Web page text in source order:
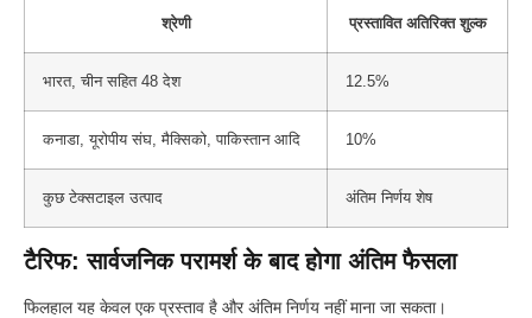
श्रेणी प्रस्तावित अतिरिक्त शुल्क
भारत, चीन सहित 48 देश 12.5%
कनाडा, यूरोपीय संघ, मैक्सिको, पाकिस्तान आदि 10%
कुछ टेक्सटाइल उत्पाद अंतिम निर्णय शेष
टैरिफ: सार्वजनिक परामर्श के बाद होगा अंतिम फैसला
फिलहाल यह केवल एक प्रस्ताव है और अंतिम निर्णय नहीं माना जा सकता।